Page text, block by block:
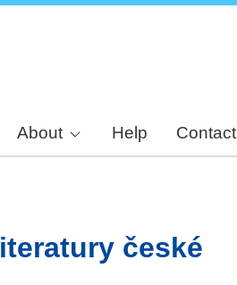
About Help Contact
české